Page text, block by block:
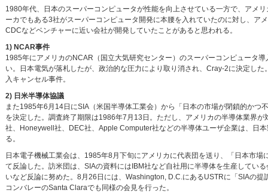
1980年代、日本のスーパーコンピュータが性能を向上させている一方で、アメ
ーカでもある3社がスーパーコンピュータ開発に本腰を入れていたのに対し、
CDCなどベンチャーに近い会社が開発していたことがあると思われる。
1) NCAR事件
1985年にアメリカのNCAR（国立大気研究センター）のスーパーコンピュータ
い。日本電気が落札したが、政治的な圧力により取り消され、Cray-2に決定し
入キャンセル事件。
2) 日米半導体協議
また1985年6月14日にSIA（米国半導体工業会）から「日本の市場が閉鎖的か
を決定した。調査終了期限は1986年7月13日。ただし、アメリカの半導体業界
社、Honeywell社、DEC社、Apple Computer社などの半導体ユーザ企業は、日
る。
日本電子機械工業会は、1985年8月下旬にアメリカに代表団を送り、「日本市
て反論した。訪米団は、SIAの資料にはIBM社など自社用に半導体を生産してい
いなど反論に努めた。8月26日には、Washington, D.C.にあるUSTRに「SIAの
コンバレーのSanta Claraでも同様の会見を行った。